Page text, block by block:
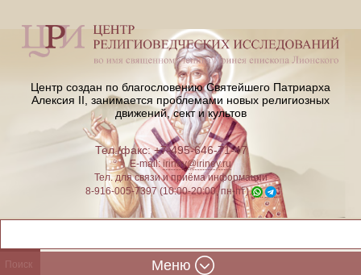
Центр создан по благословению Святейшего Патриарха
Алексия II, занимается проблемами новых религиозных
движений, сект и культов
Тел./факс: +7-495-646-71-47
E-mail:iriney@iriney.ru
Тел. для связи и приёма информации
8-916-005-7397 (10:00-20:00, пн-пт)
Меню